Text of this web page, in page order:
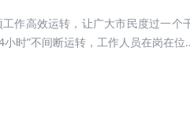
作高效运转，让广大市民度过一
小时”不间断运转，工作人员在岗在位